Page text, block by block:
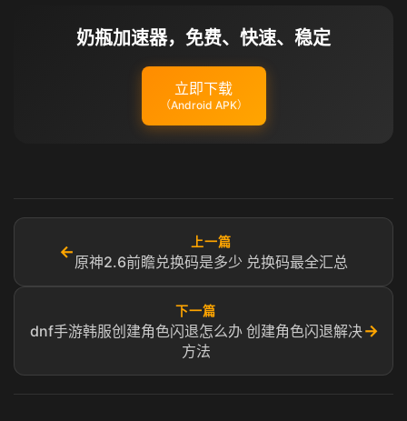
奶瓶加速器，免费、快速、稳定
立即下载
（Android APK）
←
上一篇
原神2.6前瞻兑换码是多少 兑换码最全汇总
下一篇
dnf手游韩服创建角色闪退怎么办 创建角色闪退解决
方法
→